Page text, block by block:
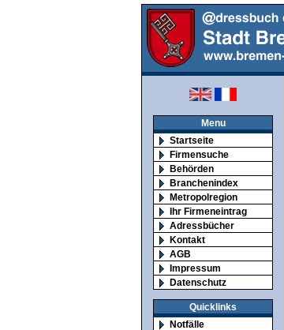
Menu
Startseite
Firmensuche
Behörden
Branchenindex
Metropolregion
Ihr Firmeneintrag
Adressbücher
Kontakt
AGB
Impressum
Datenschutz
Quicklinks
Notfälle